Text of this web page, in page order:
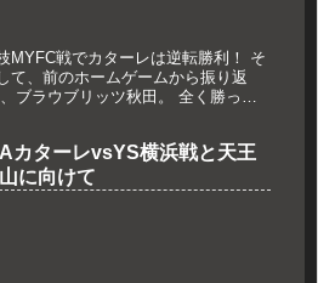
MYFC戦でカターレは逆転勝利！ そ
て、前のホームゲームから振り返
ブラウブリッツ秋田。 全く勝った
AカターレvsYS横浜戦と天王
山に向けて